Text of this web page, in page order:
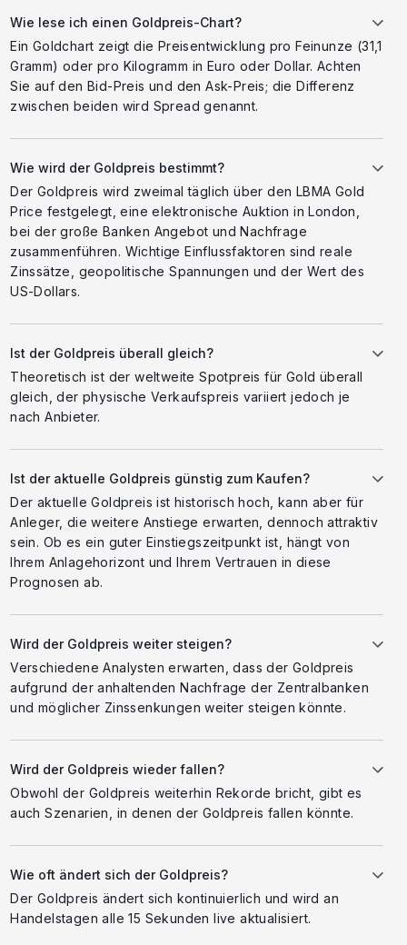
Wie lese ich einen Goldpreis-Chart?
Ein Goldchart zeigt die Preisentwicklung pro Feinunze (31,1
Gramm) oder pro Kilogramm in Euro oder Dollar. Achten
Sie auf den Bid-Preis und den Ask-Preis; die Differenz
zwischen beiden wird Spread genannt.
Wie wird der Goldpreis bestimmt?
Der Goldpreis wird zweimal täglich über den LBMA Gold
Price festgelegt, eine elektronische Auktion in London,
bei der große Banken Angebot und Nachfrage
zusammenführen. Wichtige Einflussfaktoren sind reale
Zinssätze, geopolitische Spannungen und der Wert des
US-Dollars.
Ist der Goldpreis überall gleich?
Theoretisch ist der weltweite Spotpreis für Gold überall
gleich, der physische Verkaufspreis variiert jedoch je
nach Anbieter.
Ist der aktuelle Goldpreis günstig zum Kaufen?
Der aktuelle Goldpreis ist historisch hoch, kann aber für
Anleger, die weitere Anstiege erwarten, dennoch attraktiv
sein. Ob es ein guter Einstiegszeitpunkt ist, hängt von
Ihrem Anlagehorizont und Ihrem Vertrauen in diese
Prognosen ab.
Wird der Goldpreis weiter steigen?
Verschiedene Analysten erwarten, dass der Goldpreis
aufgrund der anhaltenden Nachfrage der Zentralbanken
und möglicher Zinssenkungen weiter steigen könnte.
Wird der Goldpreis wieder fallen?
Obwohl der Goldpreis weiterhin Rekorde bricht, gibt es
auch Szenarien, in denen der Goldpreis fallen könnte.
Wie oft ändert sich der Goldpreis?
Der Goldpreis ändert sich kontinuierlich und wird an
Handelstagen alle 15 Sekunden live aktualisiert.